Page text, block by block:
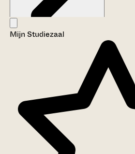
Aanwijzingen voor de gebruiker
Mijn Studiezaal